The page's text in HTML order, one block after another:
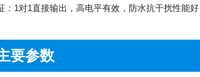
：1对1直接输出，高电平有效，防水抗干扰性能
要参数